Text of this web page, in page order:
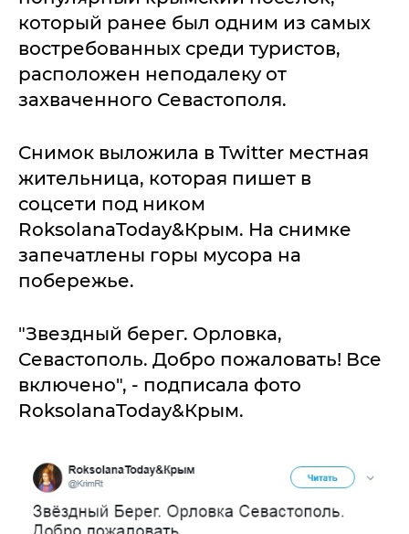
который ранее был одним из самых
востребованных среди туристов,
расположен неподалеку от
захваченного Севастополя.
Снимок выложила в Twitter местная
жительница, которая пишет в
соцсети под ником
RoksolanaToday&Крым. На снимке
запечатлены горы мусора на
побережье.
"Звездный берег. Орловка,
Севастополь. Добро пожаловать! Все
включено", - подписала фото
RoksolanaToday&Крым.